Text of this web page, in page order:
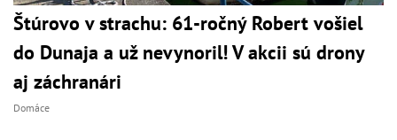
Štúrovo v strachu: 61-ročný Robert vošiel
do Dunaja a už nevynoril! V akcii sú drony
aj záchranári
Domáce